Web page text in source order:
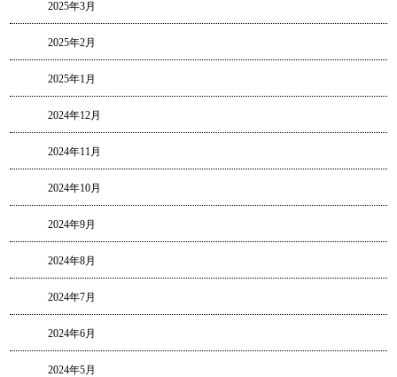
2025年3月
2025年2月
2025年1月
2024年12月
2024年11月
2024年10月
2024年9月
2024年8月
2024年7月
2024年6月
2024年5月